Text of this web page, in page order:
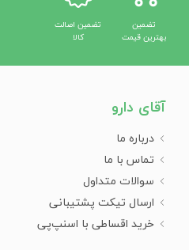
تضمین
بهترین قیمت
تضمین اصالت
کالا
آقای دارو
درباره ما
تماس با ما
سوالات متداول
ارسال تیکت پشتیبانی
خرید اقساطی با اسنپ‌پی